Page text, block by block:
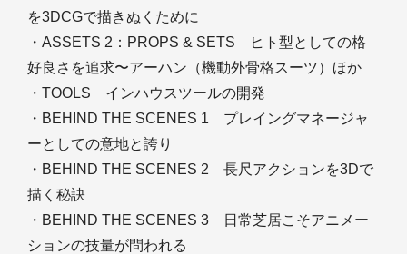
を3DCGで描きぬくために
・ASSETS 2：PROPS & SETS ヒト型としての格
好良さを追求〜アーハン（機動外骨格スーツ）ほか
・TOOLS インハウスツールの開発
・BEHIND THE SCENES 1 プレイングマネージャ
ーとしての意地と誇り
・BEHIND THE SCENES 2 長尺アクションを3Dで
描く秘訣
・BEHIND THE SCENES 3 日常芝居こそアニメー
ションの技量が問われる